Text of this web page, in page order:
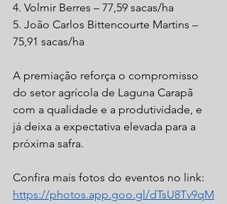
4. Volmir Berres – 77,59 sacas/ha
5. João Carlos Bittencourte Martins –
75,91 sacas/ha
A premiação reforça o compromisso
do setor agrícola de Laguna Carapã
com a qualidade e a produtividade, e
já deixa a expectativa elevada para a
próxima safra.
Confira mais fotos do eventos no link:
https://photos.app.goo.gl/dTsU8Tv9qM